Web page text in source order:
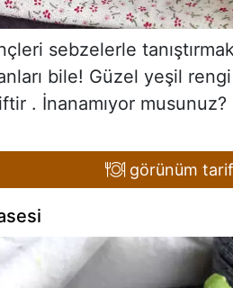
sebzelerle
bile! Güzel yeşil
. İnanamıyor
görünüm